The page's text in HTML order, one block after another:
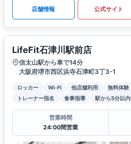
店舗情報 公式サイト
LifeFit石津川駅前店
信太山駅から車で14分
大阪府堺市西区浜寺石津町3丁3-1
ロッカー Wi-Fi 他店舗利用 無料体験
トレーナー指名
食事指導 駅から5分以内
営業時間
24:00間営業